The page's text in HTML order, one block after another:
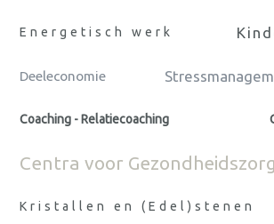
Energetisch werk
Deeleconomie
Coaching - Relatiecoaching
Centra voor Gezondheidszorg
Kristallen en (Edel)stenen